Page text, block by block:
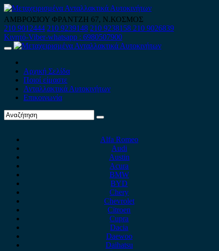
Skip
to
content
ΑΜΒΡΟΣΙΟΥ ΦΡΑΝΤΖΗ 67, Ν.ΚΟΣΜΟΣ
210 9012444 210 9239148 210 9238158 210 9026839
Κινητό-Viber-whatsapp : 6980507900
Primary
Αρχική Σελίδα
Ποιοί είμαστε
Ανταλλακτικά Αυτοκινήτων
Επικοινωνία
Alfa Romeo
Audi
Austin
Acura
BMW
BYD
Chery
Chevrolet
Citroen
Cupra
Dacia
Daewoo
Daihatsu